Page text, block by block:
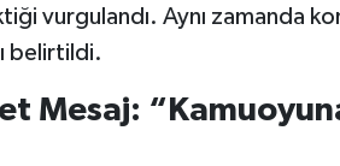
vurgulandı. Aynı zamanda
belirtildi.
Mesaj: